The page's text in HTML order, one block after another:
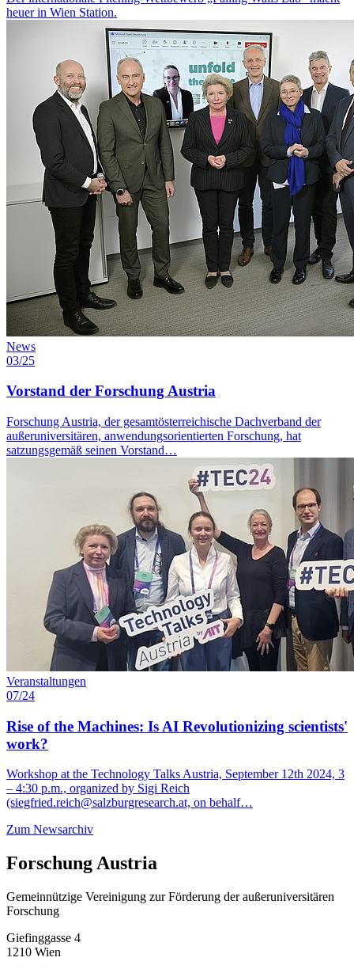
heuer in Wien Station.
News
03/25
Vorstand der Forschung Austria
Forschung Austria, der gesamtösterreichische Dachverband der
außeruniversitären, anwendungsorientierten Forschung, hat
satzungsgemäß seinen Vorstand…
Veranstaltungen
07/24
Rise of the Machines: Is AI Revolutionizing scientists'
work?
Workshop at the Technology Talks Austria, September 12th 2024, 3
– 4:30 p.m., organized by Sigi Reich
(siegfried.reich@salzburgresearch.at, on behalf…
Zum Newsarchiv
Forschung Austria
Gemeinnützige Vereinigung zur Förderung der außeruniversitären
Forschung
Giefinggasse 4
1210 Wien